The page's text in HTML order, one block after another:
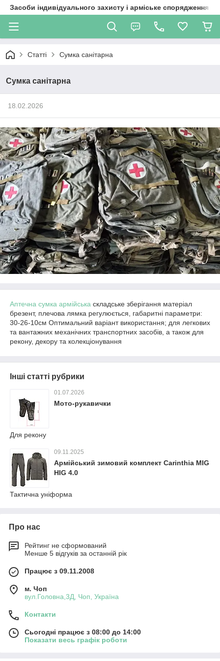
Засоби індивідуального захисту і арміське спорядження
Статті Сумка санітарна
Сумка санітарна
18.02.2026
Аптечна сумка армійська складське зберігання матеріал
брезент, плечова лямка регулюється, габаритні параметри:
30-26-10см Оптимальний варіант використання; для легкових
та вантажних механічних транспортних засобів, а також для
рекону, декору та колекціонування
Інші статті рубрики
01.07.2026
Мото-рукавички
Для рекону
09.11.2025
Армійський зимовий комплект Carinthia MIG
HIG 4.0
Тактична уніформа
Про нас
Рейтинг не сформований
Менше 5 відгуків за останній рік
Працює з 09.11.2008
м. Чоп
вул.Головна,3Д, Чоп, Україна
Контакти
Сьогодні працює з 08:00 до 14:00
Показати весь графік роботи